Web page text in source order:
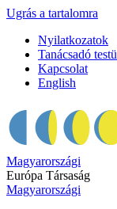
Ugrás a tartalomra
Nyilatkozatok
Tanácsadó
Kapcsolat
English
Magyarországi
Európa Társaság
Magyarországi